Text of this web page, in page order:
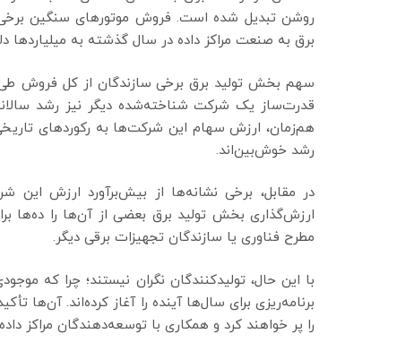
روشن تبدیل شده است. فروش موتورهای سنگین
برق به صنعت مراکز داده در سال گذشته به میلیاردها دلار رسیده و
هم‌زمان، ارزش سهام این شرکت‌ها به رکوردهای
رشد خوش‌بین‌اند.
در مقابل، برخی نشانه‌ها از بیش‌برآورد ارزش این
ارزش‌گذاری بخش تولید برق بعضی از آن‌ها را ده‌ها
مطرح فناوری یا سازندگان تجهیزات برقی دیگر.
با این حال، تولیدکنندگان نگران نیستند؛ چرا که
برنامه‌ریزی برای سال‌ها آینده را آغاز کرده‌اند.
را پر خواهند کرد و همکاری با توسعه‌دهندگان مراکز داده از دهه ۱۹۹۰ شکل گرفته و اکنون در